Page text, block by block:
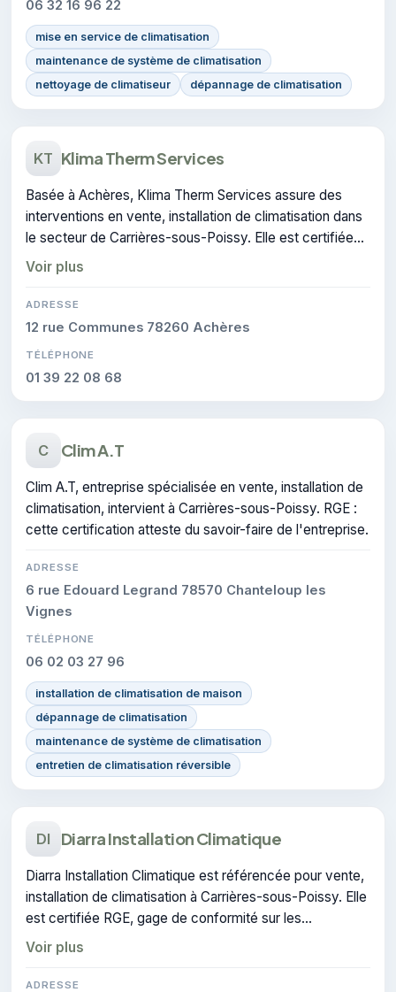
06 32 16 96 22
mise en service de climatisation
maintenance de système de climatisation
nettoyage de climatiseur
dépannage de climatisation
KT Klima Therm Services
Basée à Achères, Klima Therm Services assure des
interventions en vente, installation de climatisation dans
le secteur de Carrières-sous-Poissy. Elle est certifiée
CERTIFIE, gage de conformité sur les interventions
réalisées.
Voir plus
ADRESSE
12 rue Communes 78260 Achères
TÉLÉPHONE
01 39 22 08 68
C Clim A.T
Clim A.T, entreprise spécialisée en vente, installation de
climatisation, intervient à Carrières-sous-Poissy. RGE :
cette certification atteste du savoir-faire de l'entreprise.
ADRESSE
6 rue Edouard Legrand 78570 Chanteloup les
Vignes
TÉLÉPHONE
06 02 03 27 96
installation de climatisation de maison
dépannage de climatisation
maintenance de système de climatisation
entretien de climatisation réversible
DI Diarra Installation Climatique
Diarra Installation Climatique est référencée pour vente,
installation de climatisation à Carrières-sous-Poissy. Elle
est certifiée RGE, gage de conformité sur les
interventions réalisées.
Voir plus
ADRESSE